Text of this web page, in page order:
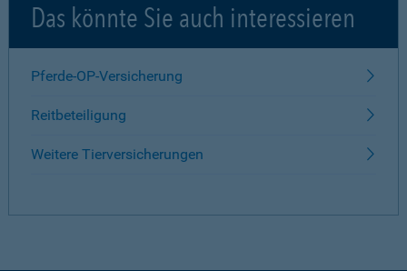
Das könnte Sie auch interessieren
Pferde-OP-Versicherung
Reitbeteiligung
Weitere Tierversicherungen